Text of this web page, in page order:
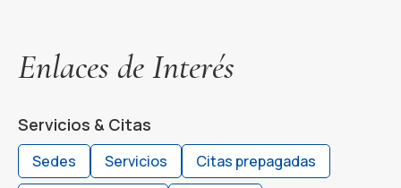
Enlaces de Interés
Servicios & Citas
Sedes Servicios
Citas prepagadas